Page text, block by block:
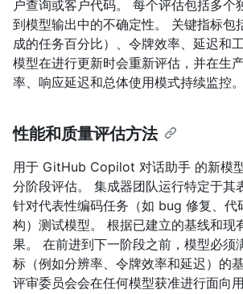
户查询或客户代码。 每个评估包括多个
到模型输出中的不确定性。 关键指标包
成的任务百分比）、令牌效率、延迟和
模型在进行更新时会重新评估，并在生
率、响应延迟和总体使用模式持续监控。
性能和质量评估方法
用于 GitHub Copilot 对话助手 的新模
分阶段评估。 集成器团队运行特定于其
针对代表性编码任务（如 bug 修复、代
构）测试模型。 根据已建立的基线和现
果。 在前进到下一阶段之前，模型必须
标（例如分辨率、令牌效率和延迟）的
评审委员会会在任何模型获准进行面向